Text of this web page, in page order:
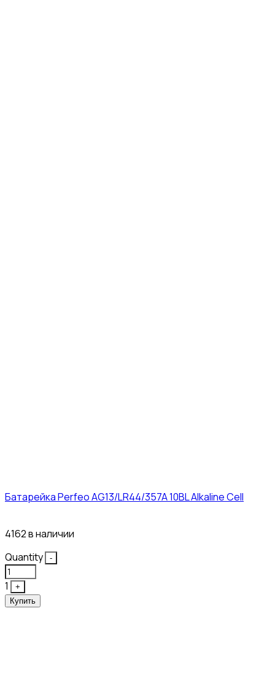
Батарейка Perfeo AG13/LR44/357A 10BL Alkaline Cell
4162 в наличии
Quantity
-
1
+
Купить